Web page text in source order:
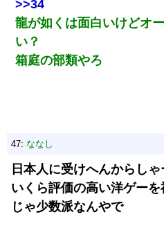
>>34
龍が如くは面白いけどオ
い？
箱庭の部類やろ
47: ななし
日本人に受けへんからし
いくら評価の高い洋ゲー
じゃ少数派なんやで